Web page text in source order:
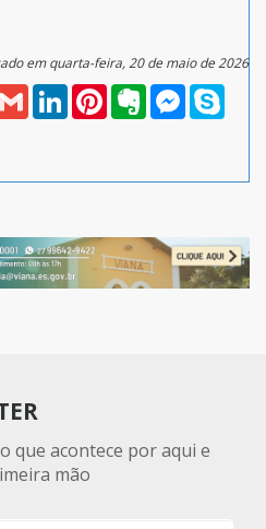
em quarta-feira, 20 de maio de 2026
Gmail LinkedInPinterestEvernoteMessenger
que acontece por aqui e
mão